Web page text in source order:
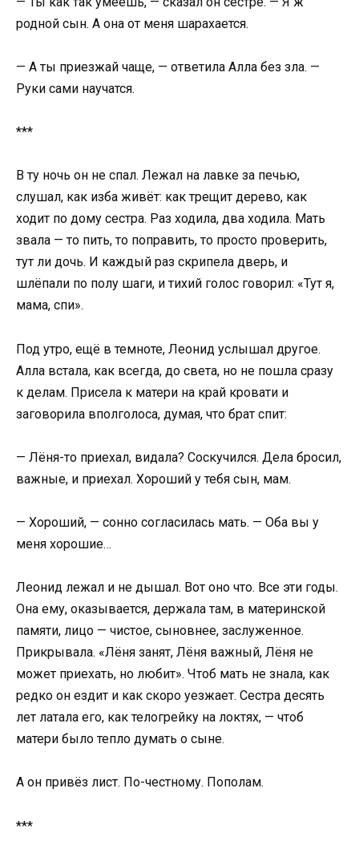
родной сын. А она от меня шарахается.
— А ты приезжай чаще, — ответила Алла без зла. —
Руки сами научатся.
***
В ту ночь он не спал. Лежал на лавке за печью,
слушал, как изба живёт: как трещит дерево, как
ходит по дому сестра. Раз ходила, два ходила. Мать
звала — то пить, то поправить, то просто проверить,
тут ли дочь. И каждый раз скрипела дверь, и
шлёпали по полу шаги, и тихий голос говорил: «Тут я,
мама, спи».
Под утро, ещё в темноте, Леонид услышал другое.
Алла встала, как всегда, до света, но не пошла сразу
к делам. Присела к матери на край кровати и
заговорила вполголоса, думая, что брат спит:
— Лёня-то приехал, видала? Соскучился. Дела бросил,
важные, и приехал. Хороший у тебя сын, мам.
— Хороший, — сонно согласилась мать. — Оба вы у
меня хорошие…
Леонид лежал и не дышал. Вот оно что. Все эти годы.
Она ему, оказывается, держала там, в материнской
памяти, лицо — чистое, сыновнее, заслуженное.
Прикрывала. «Лёня занят, Лёня важный, Лёня не
может приехать, но любит». Чтоб мать не знала, как
редко он ездит и как скоро уезжает. Сестра десять
лет латала его, как телогрейку на локтях, — чтоб
матери было тепло думать о сыне.
А он привёз лист. По-честному. Пополам.
***